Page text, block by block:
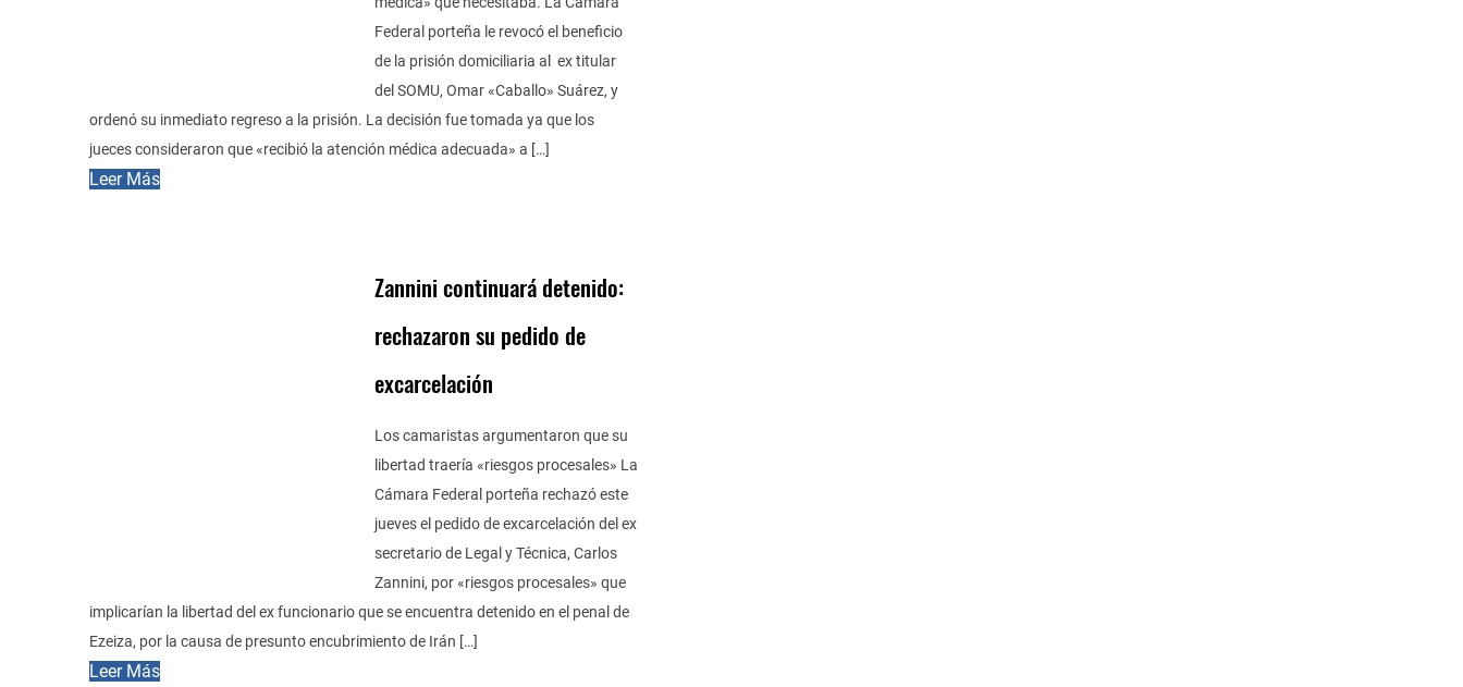
Federal porteña le revocó el beneficio
de la prisión domiciliaria al ex titular
del SOMU, Omar «Caballo» Suárez, y
ordenó su inmediato regreso a la prisión. La decisión fue tomada ya que los
jueces consideraron que «recibió la atención médica adecuada» a […]
Leer Más
Zannini continuará detenido:
rechazaron su pedido de
excarcelación
Los camaristas argumentaron que su
libertad traería «riesgos procesales» La
Cámara Federal porteña rechazó este
jueves el pedido de excarcelación del ex
secretario de Legal y Técnica, Carlos
Zannini, por «riesgos procesales» que
implicarían la libertad del ex funcionario que se encuentra detenido en el penal de
Ezeiza, por la causa de presunto encubrimiento de Irán […]
Leer Más